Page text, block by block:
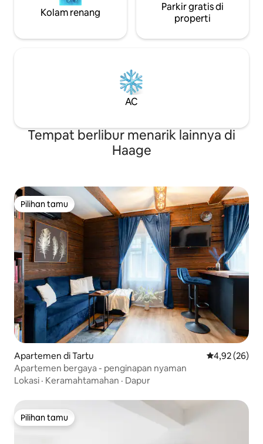
Kolam renang
Parkir gratis di
properti
AC
Tempat berlibur menarik lainnya di
Haage
Pilihan tamu
Pilihan tamu
Apartemen di Tartu Nilai rata-rata
4,92 (26)
Apartemen bergaya - penginapan nyaman
Lokasi · Keramahtamahan · Dapur
Pilihan tamu
Pilihan tamu